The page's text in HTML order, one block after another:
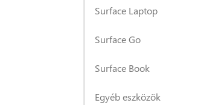
Surface Laptop
Surface Go
Surface Book
Egyéb eszközök